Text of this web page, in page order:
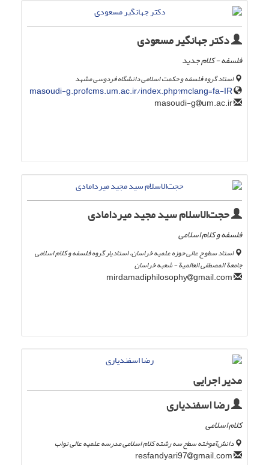
دکتر جهانگیر مسعودی
فلسفه - کلام جدید
استاد گروه فلسفه و حکمت اسلامی دانشگاه فردوسی مشهد
masoudi-g.profcms.um.ac.ir/index.php?mclang=fa-IR
um.ac.ir
حجت‌الاسلام سید مجید میردامادی
فلسفه و کلام اسلامی
استاد سطوح عالی حوزه علمیه خراسان، استادیار گروه فلسفه و کلام اسلامی
جامعة المصطفی العالمیة - شعبه خراسان
gmail.com
مدیر اجرایی
رضا اسفندیاری
کلام اسلامی
دانش‌آموخته سطح سه رشته کلام اسلامی مدرسه علمیه عالی نواب
gmail.com